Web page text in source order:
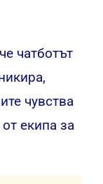
чатботът
чувства
екипа за